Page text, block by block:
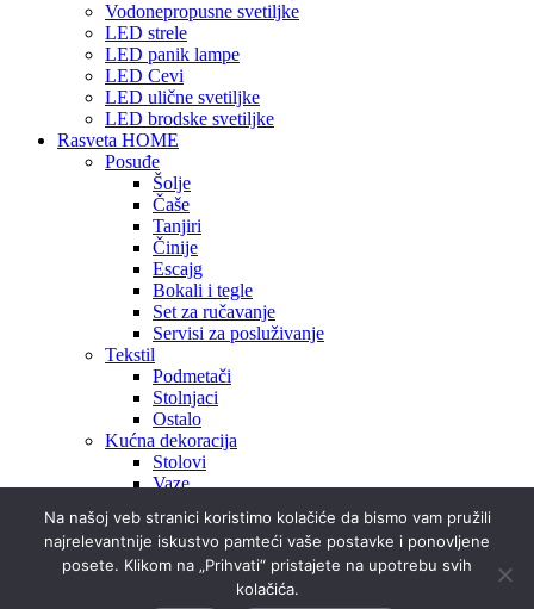
Vodonepropusne svetiljke
LED strele
LED panik lampe
LED Cevi
LED ulične svetiljke
LED brodske svetiljke
Rasveta HOME
Posuđe
Šolje
Čaše
Tanjiri
Činije
Escajg
Bokali i tegle
Set za ručavanje
Servisi za posluživanje
Tekstil
Podmetači
Stolnjaci
Ostalo
Kućna dekoracija
Stolovi
Vaze
O Nama
Projekti
Na našoj veb stranici koristimo kolačiće da bismo vam pružili
najrelevantnije iskustvo pamteći vaše postavke i ponovljene
posete. Klikom na „Prihvati“ pristajete na upotrebu svih
kolačića.